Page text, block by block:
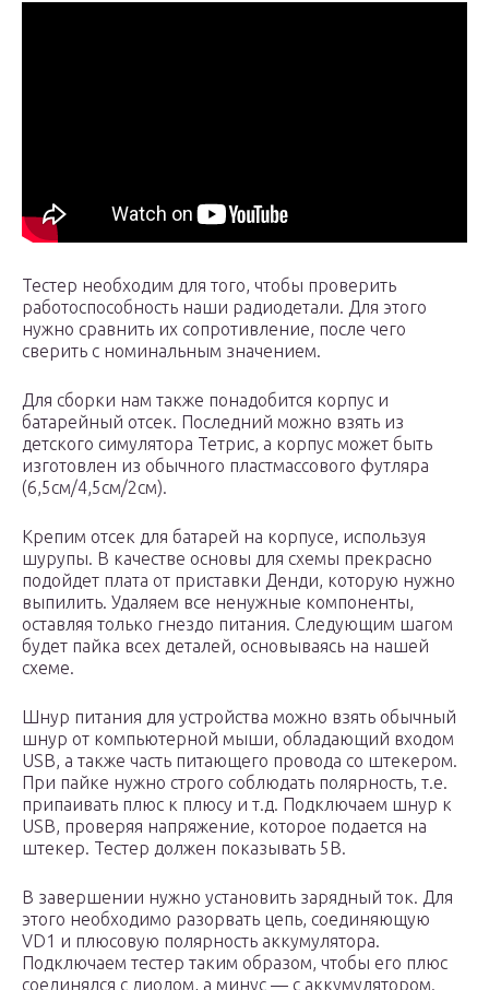
Тестер необходим для того, чтобы проверить
работоспособность наши радиодетали. Для этого
нужно сравнить их сопротивление, после чего
сверить с номинальным значением.
Для сборки нам также понадобится корпус и
батарейный отсек. Последний можно взять из
детского симулятора Тетрис, а корпус может быть
изготовлен из обычного пластмассового футляра
(6,5см/4,5см/2см).
Крепим отсек для батарей на корпусе, используя
шурупы. В качестве основы для схемы прекрасно
подойдет плата от приставки Денди, которую нужно
выпилить. Удаляем все ненужные компоненты,
оставляя только гнездо питания. Следующим шагом
будет пайка всех деталей, основываясь на нашей
схеме.
Шнур питания для устройства можно взять обычный
шнур от компьютерной мыши, обладающий входом
USB, а также часть питающего провода со штекером.
При пайке нужно строго соблюдать полярность, т.е.
припаивать плюс к плюсу и т.д. Подключаем шнур к
USB, проверяя напряжение, которое подается на
штекер. Тестер должен показывать 5В.
В завершении нужно установить зарядный ток. Для
этого необходимо разорвать цепь, соединяющую
VD1 и плюсовую полярность аккумулятора.
Подключаем тестер таким образом, чтобы его плюс
соединялся с диодом, а минус — с аккумулятором.